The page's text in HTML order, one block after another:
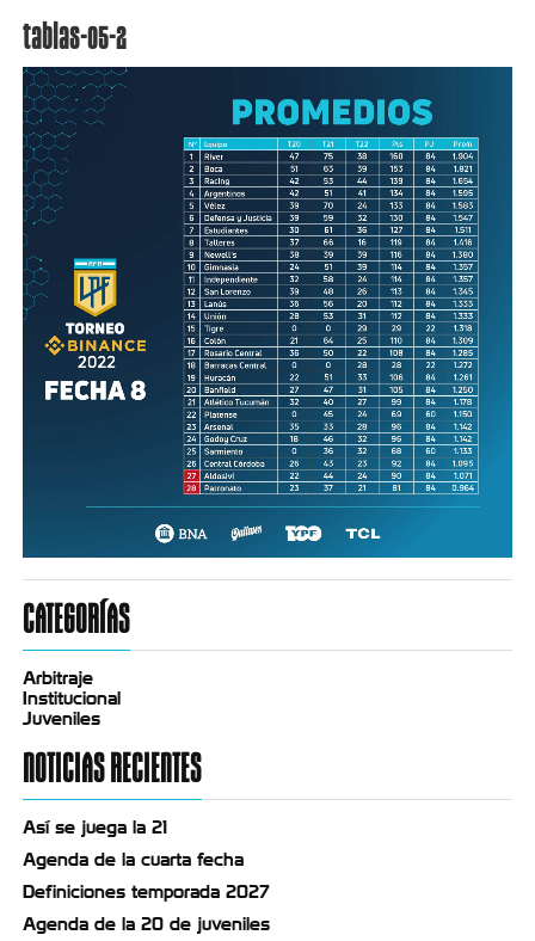
tablas-05-2
CATEGORÍAS
Arbitraje
Institucional
Juveniles
NOTICIAS RECIENTES
Así se juega la 21
Agenda de la cuarta fecha
Definiciones temporada 2027
Agenda de la 20 de juveniles